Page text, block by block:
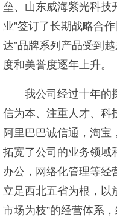
垒、山东威海紫光科技
业”签订了长期战略合
达”品牌系列产品受到
度和美誉度逐年上升。
我公司经过十年的
信为本、注重人才、科
阿里巴巴诚信通，淘宝
拓宽了公司的业务领域
办公，网络化管理等经
立足西北五省为根，以
市场为枝”的经营体系